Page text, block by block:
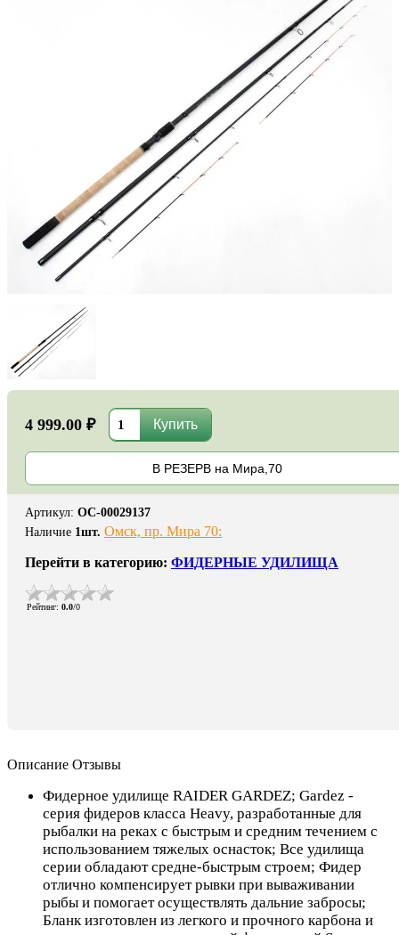
4 999.00 ₽
В РЕЗЕРВ на Мира,70
Артикул: ОС-00029137
Наличие 1шт. Омск, пр. Мира 70:
Перейти в категорию: ФИДЕРНЫЕ УДИЛИЩА
Рейтинг: 0.0/0
Описание Отзывы
Фидерное удилище RAIDER GARDEZ; Gardez -
серия фидеров класса Heavy, разработанные для
рыбалки на реках с быстрым и средним течением с
использованием тяжелых оснасток; Все удилища
серии обладают средне-быстрым строем; Фидер
отлично компенсирует рывки при вываживании
рыбы и помогает осуществлять дальние забросы;
Бланк изготовлен из легкого и прочного карбона и